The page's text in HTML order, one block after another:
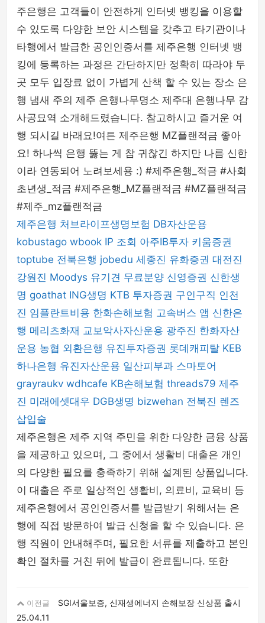
주은행은 고객들이 안전하게 인터넷 뱅킹을 이용할
수 있도록 다양한 보안 시스템을 갖추고 타기관이나
타행에서 발급한 공인인증서를 제주은행 인터넷 뱅
킹에 등록하는 과정은 간단하지만 정확히 따라야 두
곳 모두 입장료 없이 가볍게 산책 할 수 있는 장소 은
행 냄새 주의 제주 은행나무명소 제주대 은행나무 감
사공묘역 소개해드렸습니다. 참고하시고 즐거운 여
행 되시길 바래요!여튼 제주은행 MZ플랜적금 좋아
요! 하나씩 은행 뚫는 게 참 귀찮긴 하지만 나름 신한
이라 연동되어 노려보세용 :) #제주은행_적금 #사회
초년생_적금 #제주은행_MZ플랜적금 #MZ플랜적금
#제주_mz플랜적금
제주은행 처브라이프생명보험 DB자산운용
kobustago wbook IP 조회 아주IB투자 키움증권
toptube 전북은행 jobedu 세종진 유화증권 대전진
강원진 Moodys 유기견 무료분양 신영증권 신한생
명 goathat ING생명 KTB 투자증권 구인구직 인천
진 임플란트비용 한화손해보험 고속버스 앱 신한은
행 메리츠화재 교보악사자산운용 광주진 한화자산
운용 농협 외환은행 유진투자증권 롯데캐피탈 KEB
하나은행 유진자산운용 일산피부과 스마토어
grayraukv wdhcafe KB손해보험 threads79 제주
진 미래에셋대우 DGB생명 bizwehan 전북진 렌즈
삽입술
제주은행은 제주 지역 주민을 위한 다양한 금융 상품
을 제공하고 있으며, 그 중에서 생활비 대출은 개인
의 다양한 필요를 충족하기 위해 설계된 상품입니다.
이 대출은 주로 일상적인 생활비, 의료비, 교육비 등
제주은행에서 공인인증서를 발급받기 위해서는 은
행에 직접 방문하여 발급 신청을 할 수 있습니다. 은
행 직원이 안내해주며, 필요한 서류를 제출하고 본인
확인 절차를 거친 뒤에 발급이 완료됩니다. 또한
이전글
SGI서울보증, 신재생에너지 손해보장 신상품 출시
25.04.11